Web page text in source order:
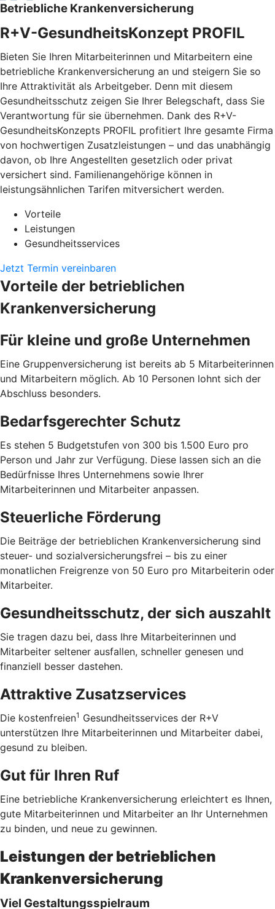
Betriebliche Krankenversicherung
R+V-GesundheitsKonzept PROFIL
Bieten Sie Ihren Mitarbeiterinnen und Mitarbeitern eine
betriebliche Krankenversicherung an und steigern Sie so
Ihre Attraktivität als Arbeitgeber. Denn mit diesem
Gesundheitsschutz zeigen Sie Ihrer Belegschaft, dass Sie
Verantwortung für sie übernehmen. Dank des R+V-
GesundheitsKonzepts PROFIL profitiert Ihre gesamte Firma
von hochwertigen Zusatzleistungen – und das unabhängig
davon, ob Ihre Angestellten gesetzlich oder privat
versichert sind. Familienangehörige können in
leistungsähnlichen Tarifen mitversichert werden.
Vorteile
Leistungen
Gesundheitsservices
Jetzt Termin vereinbaren
Vorteile der betrieblichen
Krankenversicherung
Für kleine und große Unternehmen
Eine Gruppenversicherung ist bereits ab 5 Mitarbeiterinnen
und Mitarbeitern möglich. Ab 10 Personen lohnt sich der
Abschluss besonders.
Bedarfsgerechter Schutz
Es stehen 5 Budgetstufen von 300 bis 1.500 Euro pro
Person und Jahr zur Verfügung. Diese lassen sich an die
Bedürfnisse Ihres Unternehmens sowie Ihrer
Mitarbeiterinnen und Mitarbeiter anpassen.
Steuerliche Förderung
Die Beiträge der betrieblichen Krankenversicherung sind
steuer- und sozialversicherungsfrei – bis zu einer
monatlichen Freigrenze von 50 Euro pro Mitarbeiterin oder
Mitarbeiter.
Gesundheitsschutz, der sich auszahlt
Sie tragen dazu bei, dass Ihre Mitarbeiterinnen und
Mitarbeiter seltener ausfallen, schneller genesen und
finanziell besser dastehen.
Attraktive Zusatzservices
Die kostenfreien1 Gesundheitsservices der R+V
unterstützen Ihre Mitarbeiterinnen und Mitarbeiter dabei,
gesund zu bleiben.
Gut für Ihren Ruf
Eine betriebliche Krankenversicherung erleichtert es Ihnen,
gute Mitarbeiterinnen und Mitarbeiter an Ihr Unternehmen
zu binden, und neue zu gewinnen.
Leistungen der betrieblichen
Krankenversicherung
Viel Gestaltungsspielraum